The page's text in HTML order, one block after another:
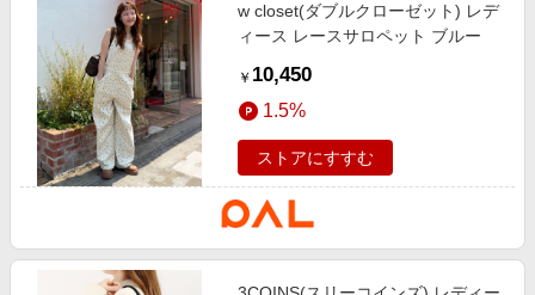
w closet(ダブルクローゼット) レデ
ィース レースサロペット ブルー
￥ 10,450
1.5%
ストアにすすむ